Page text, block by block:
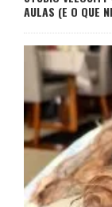
AULAS (E O QUE